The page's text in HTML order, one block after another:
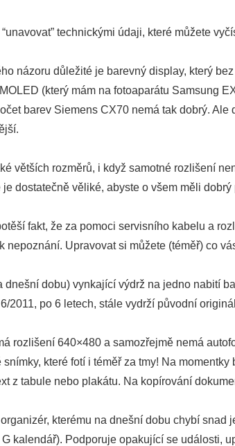
technickými údaji, které můžete
názoru důležité je barevný display, který
(který mám na fotoaparátu Samsung
barev Siemens CX70 nemá tak dobrý.
větších rozměrů, i když samotné rozlišení
je dostatečně věliké, abyste o všem měli dobrý
fakt, že za pomoci servisního kabelu a
nepoznání. Upravovat si můžete (téměř) co
dnešní dobu) vynkající výdrž na jedno nabití
2011, po 6 letech, stále vydrží původní
rozlišení 640×480 a samozřejmě nemá
které fotí i téměř za tmy! Na
z tabule nebo plakátu. Na kopírování
kterému na dnešní dobu chybí snad
kalendář). Podporuje opakující se události,